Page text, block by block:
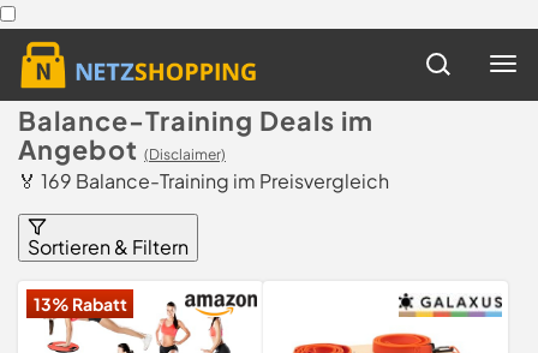
Balance-Training Deals im
Angebot (Disclaimer)
🏅 169 Balance-Training im Preisvergleich
Sortieren & Filtern
13% Rabatt